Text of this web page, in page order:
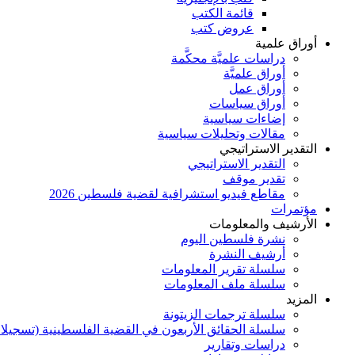
قائمة الكتب
عروض كتب
أوراق علمية
دراسات علميَّة محكَّمة
أوراق علميَّة
أوراق عمل
أوراق سياسات
إضاءات سياسية
مقالات وتحليلات سياسية
التقدير الاستراتيجي
التقدير الاستراتيجي
تقدير موقف
مقاطع فيديو استشرافية لقضية فلسطين 2026
مؤتمرات
الأرشيف والمعلومات
نشرة فلسطين اليوم
أرشيف النشرة
سلسلة تقرير المعلومات
سلسلة ملف المعلومات
المزيد
سلسلة ترجمات الزيتونة
سلسلة الحقائق الأربعون في القضية الفلسطينية
دراسات وتقارير